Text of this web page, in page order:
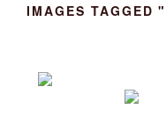
IMAGES TAGGED